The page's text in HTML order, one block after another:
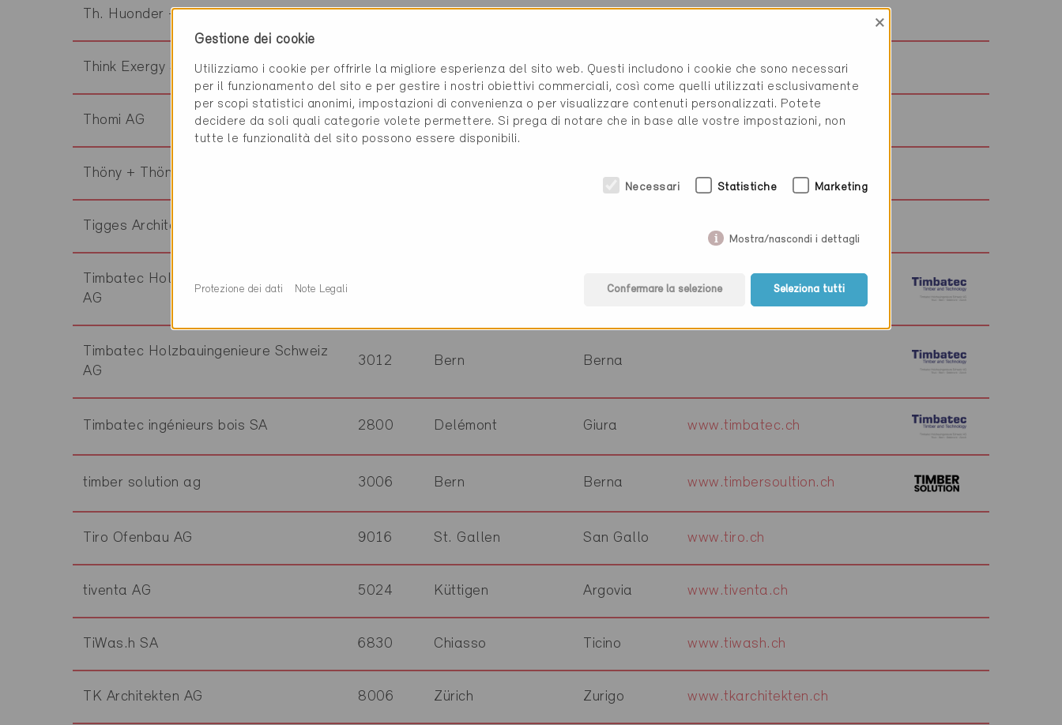
Th. Huonder + Partner AG 8304 Wallisellen Zurigo www.thhp.ch
Think Exergy SA 6850 Mendrisio Ticino www.thinkexergy.ch
Thomi AG 3272 Walperswil Berna www.thomiag.ch
Thöny + Thöny GmbH Grigioni www.tt-ofen.ch
Tigges Architekt
Timbatec Holzbauingenieure Schweiz
AG
Zurigo www.timbatec.ch
Timbatec Holzbauingenieure Schweiz
AG
3012 Bern Berna
Timbatec ingénieurs bois SA 2800 Delémont Giura www.timbatec.ch
timber solution ag 3006 Bern Berna www.timbersoultion.ch
Tiro Ofenbau AG 9016 St. Gallen San Gallo www.tiro.ch
tiventa AG 5024 Küttigen Argovia www.tiventa.ch
TiWas.h SA 6830 Chiasso Ticino www.tiwash.ch
TK Architekten AG 8006 Zürich Zurigo www.tkarchitekten.ch
Gestione dei cookie
×
Utilizziamo i cookie per offrirle la migliore esperienza del sito web. Questi includono i cookie che sono necessari
per il funzionamento del sito e per gestire i nostri obiettivi commerciali, così come quelli utilizzati esclusivamente
per scopi statistici anonimi, impostazioni di convenienza o per visualizzare contenuti personalizzati. Potete
decidere da soli quali categorie volete permettere. Si prega di notare che in base alle vostre impostazioni, non
tutte le funzionalità del sito possono essere disponibili.
Necessari Statistiche Marketing
Mostra/nascondi i dettagli
Confermare la selezione Seleziona tutti
Protezione dei dati Note Legali